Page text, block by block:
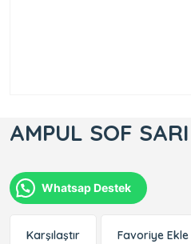
AMPUL SOF
Whatsap Destek
Karşılaştır Favoriye Ekle